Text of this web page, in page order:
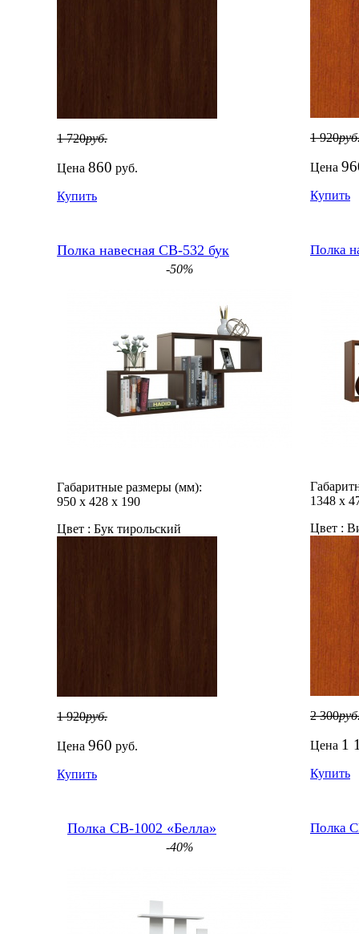
1 720руб.
Цена 860 руб.
Купить
1 920
Цена
Купить
Полка навесная СВ-532 бук
-50%
Габаритные размеры (мм):
950 х 428 х 190
Цвет : Бук тирольский
1 920руб.
Цена 960 руб.
Купить
Полка
1348 х
Цвет :
2 300
Цена 1
Купить
Полка СВ-1002 «Белла»
-40%
Полка